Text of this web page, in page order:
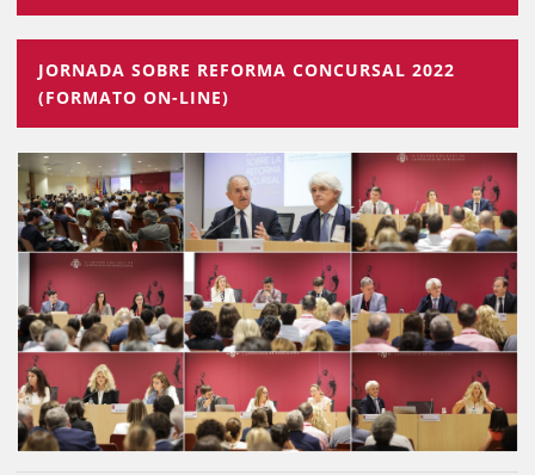
JORNADA SOBRE REFORMA CONCURSAL 2022
(FORMATO ON-LINE)